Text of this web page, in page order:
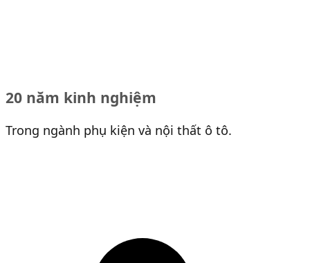
20 năm kinh nghiệm
Trong ngành phụ kiện và nội thất ô tô.